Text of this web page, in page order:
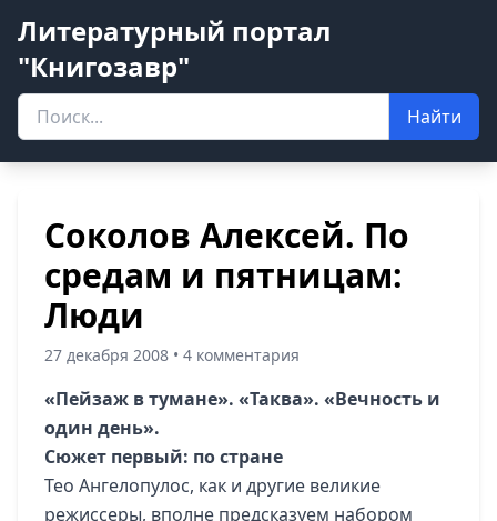
Литературный портал
"Книгозавр"
Найти
Соколов Алексей. По
средам и пятницам:
Люди
27 декабря 2008 • 4 комментария
«Пейзаж в тумане». «Таква». «Вечность и
один день».
Сюжет первый: по стране
Тео Ангелопулос, как и другие великие
режиссеры, вполне предсказуем набором